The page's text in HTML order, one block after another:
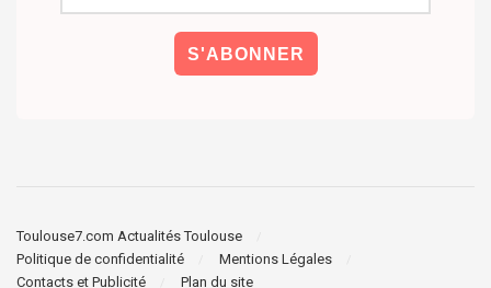
Toulouse7.com Actualités Toulouse
Politique de confidentialité
Mentions Légales
Contacts et Publicité
Plan du site